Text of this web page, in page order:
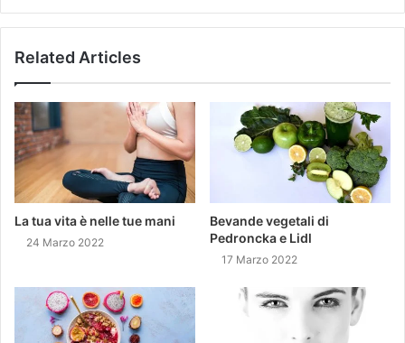
Related Articles
La tua vita è nelle tue mani
24 Marzo 2022
Bevande vegetali di
Pedroncka e Lidl
17 Marzo 2022